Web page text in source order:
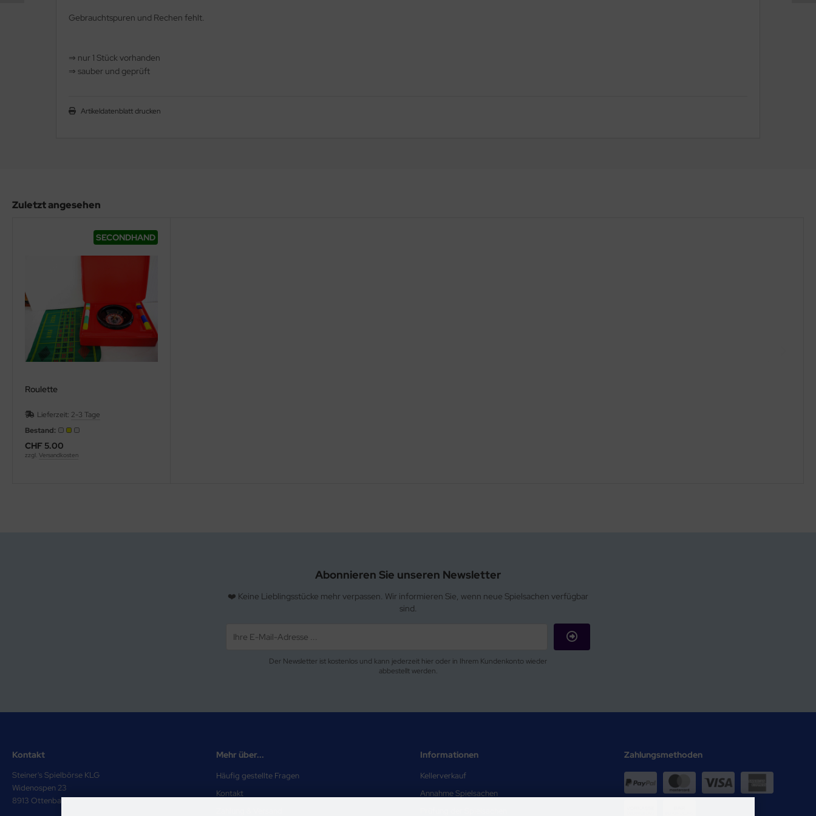
Gebrauchtspuren und Rechen fehlt.
⇒ nur 1 Stück vorhanden
⇒ sauber und geprüft
Artikeldatenblatt drucken
Zuletzt angesehen
SECONDHAND
Roulette
Lieferzeit: 2-3 Tage
Bestand:
CHF 5.00
zzgl. Versandkosten
Abonnieren Sie unseren Newsletter
❤️ Keine Lieblingsstücke mehr verpassen. Wir informieren Sie, wenn neue Spielsachen verfügbar
sind.
Der Newsletter ist kostenlos und kann jederzeit hier oder in Ihrem Kundenkonto wieder
abbestellt werden.
Kontakt
Steiner's Spielbörse KLG
Widenospen 23
8913 Ottenbach
Mehr über...
Häufig gestellte Fragen
Kontakt
Informationen
Kellerverkauf
Annahme Spielsachen
Zahlungsmethoden